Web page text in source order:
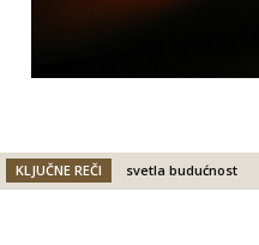
KLJUČNE REČI svetla budućnost